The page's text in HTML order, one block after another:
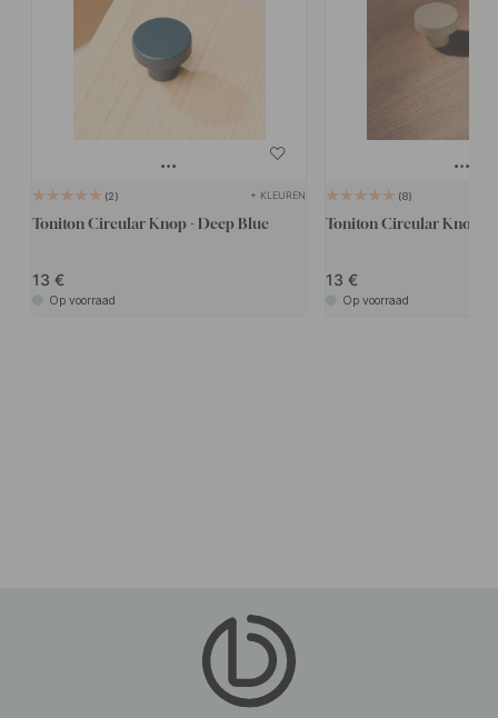
2 + KLEUREN
Toniton Circular Knop - Deep Blue
13
Op voorraad
8
Toniton Circular Knop -
13
Op voorraad